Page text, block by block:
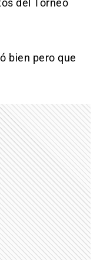
del Torneo
bien pero que